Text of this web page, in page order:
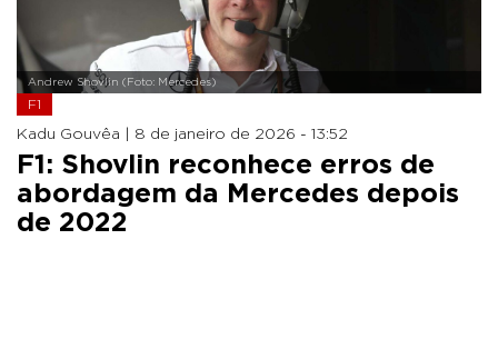
Andrew Shovlin (Foto: Mercedes)
F1
Kadu Gouvêa | 8 de janeiro de 2026 - 13:52
F1: Shovlin reconhece erros de
abordagem da Mercedes depois
de 2022